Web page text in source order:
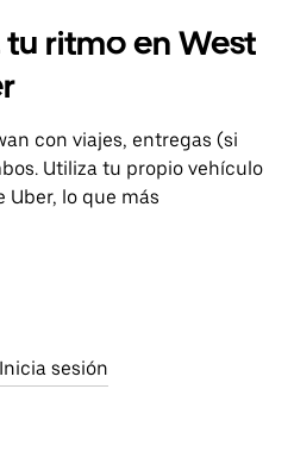
ritmo en West
con viajes, entregas (si
Utiliza tu propio vehículo
Uber, lo que más
sesión